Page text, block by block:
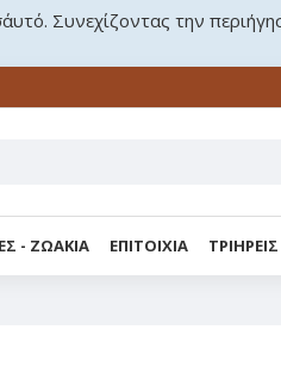
Συνεχίζοντας την
- ΖΩΑΚΙΑ ΕΠΙΤΟΙΧΙΑ ΤΡΙΗΡΕΙΣ